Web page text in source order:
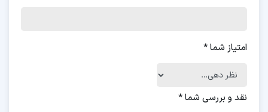
امتیاز شما*
نقد و بررسی شما*